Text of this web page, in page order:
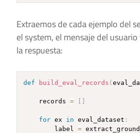
Extraemos de cada ejemplo del
el system, el mensaje del
la respuesta:
def build_eval_records (
    records
= [ ]
for ex in eval_dataset :
        label
=